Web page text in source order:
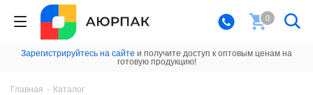
0
Зарегистрируйтесь на сайте и получите доступ к оптовым ценам на
готовую продукцию!
Главная - Каталог